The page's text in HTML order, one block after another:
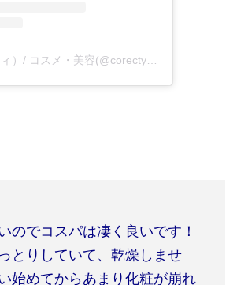
corecty（コレクティ）/ コスメ・美容(@corecty_net)がシェアした投稿
のでコスパは凄く良いです！
とりしていて、乾燥しませ
始めてからあまり化粧が崩れ